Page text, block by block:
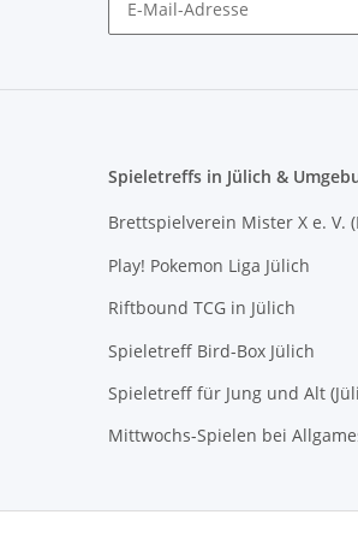
Spieletreffs in Jülich &
Brettspielverein Mister X e. V.
Play! Pokemon Liga Jülich
Riftbound TCG in Jülich
Spieletreff Bird-Box Jülich
Spieletreff für Jung und Alt
Mittwochs-Spielen bei